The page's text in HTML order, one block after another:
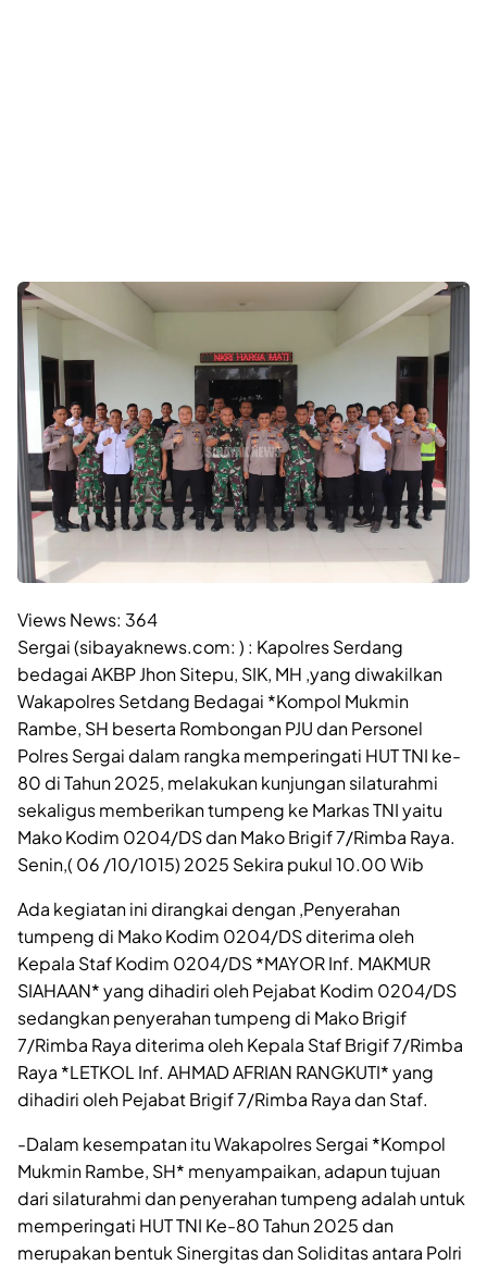
Views News: 364
Sergai (sibayaknews.com: ) : Kapolres Serdang
bedagai AKBP Jhon Sitepu, SIK, MH ,yang diwakilkan
Wakapolres Setdang Bedagai *Kompol Mukmin
Rambe, SH beserta Rombongan PJU dan Personel
Polres Sergai dalam rangka memperingati HUT TNI ke-
80 di Tahun 2025, melakukan kunjungan silaturahmi
sekaligus memberikan tumpeng ke Markas TNI yaitu
Mako Kodim 0204/DS dan Mako Brigif 7/Rimba Raya.
Senin,( 06 /10/1015) 2025 Sekira pukul 10.00 Wib
Ada kegiatan ini dirangkai dengan ,Penyerahan
tumpeng di Mako Kodim 0204/DS diterima oleh
Kepala Staf Kodim 0204/DS *MAYOR Inf. MAKMUR
SIAHAAN* yang dihadiri oleh Pejabat Kodim 0204/DS
sedangkan penyerahan tumpeng di Mako Brigif
7/Rimba Raya diterima oleh Kepala Staf Brigif 7/Rimba
Raya *LETKOL Inf. AHMAD AFRIAN RANGKUTI* yang
dihadiri oleh Pejabat Brigif 7/Rimba Raya dan Staf.
-Dalam kesempatan itu Wakapolres Sergai *Kompol
Mukmin Rambe, SH* menyampaikan, adapun tujuan
dari silaturahmi dan penyerahan tumpeng adalah untuk
memperingati HUT TNI Ke-80 Tahun 2025 dan
merupakan bentuk Sinergitas dan Soliditas antara Polri